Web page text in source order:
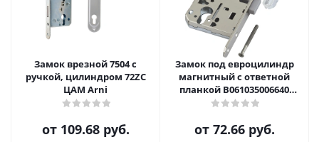
Замок врезной 7504 с
ручкой, цилиндром 72ZC
ЦАМ Arni
от 109.68 руб.
Замок под евроцилиндр
магнитный с ответной
планкой B061035006640
Хром AGB
от 72.66 руб.